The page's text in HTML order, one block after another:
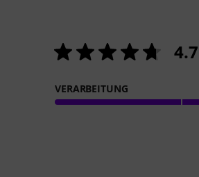
4.7
VERARBEITUNG